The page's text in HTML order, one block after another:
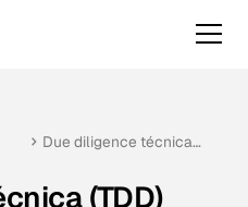
Due diligence técnica
(TDD)